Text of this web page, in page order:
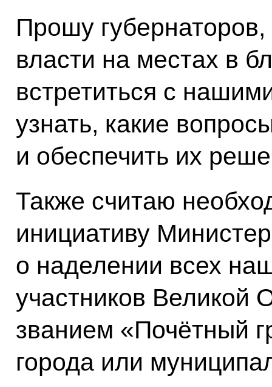
Прошу
власти на местах в
встретиться с
узнать, какие
и обеспечить их
Также считаю
инициативу
о наделении всех
участников Великой
званием «Почётный
города или